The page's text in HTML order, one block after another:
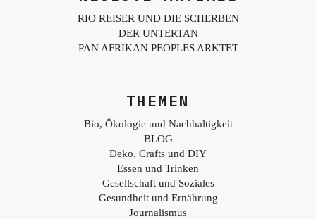
RIO REISER UND DIE SCHERBEN
DER UNTERTAN
PAN AFRIKAN PEOPLES ARKTET
THEMEN
Bio, Ökologie und Nachhaltigkeit
BLOG
Deko, Crafts und DIY
Essen und Trinken
Gesellschaft und Soziales
Gesundheit und Ernährung
Journalismus